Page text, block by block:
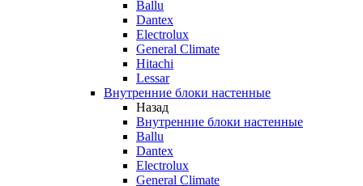
Ballu
Dantex
Electrolux
General Climate
Hitachi
Lessar
Внутренние блоки настенные
Назад
Внутренние блоки настенные
Ballu
Dantex
Electrolux
General Climate